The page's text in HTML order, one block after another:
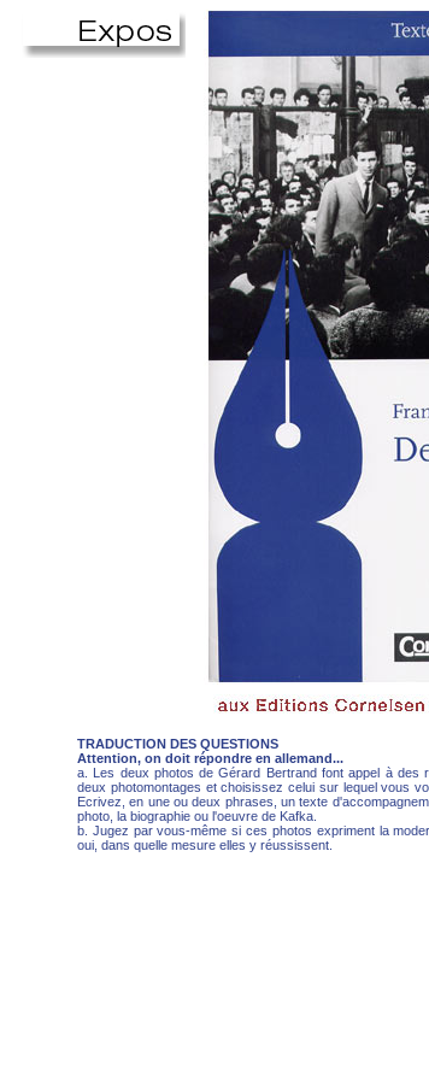
TRADUCTION DES QUESTIONS
Attention, on doit répondre en allemand...
a. Les deux photos de Gérard Bertrand font appel à des
deux photomontages et choisissez celui sur lequel vous
Ecrivez, en une ou deux phrases, un texte
photo, la biographie ou l'oeuvre de Kafka.
b. Jugez par vous-même si ces photos expriment la
oui, dans quelle mesure elles y réussissent.